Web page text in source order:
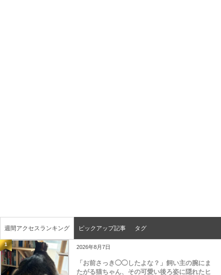
週間アクセスランキング ピックアップ記事 タグ
1 2026年8月7日
「お前さっき◯◯したよな？」飼い主の腕にま
たがる猫ちゃん、その可愛い後ろ姿に隠れたヒ